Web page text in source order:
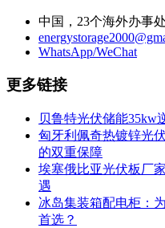
中国，23个海外办事处
WhatsApp/WeChat
更多链接
贝鲁特光伏储能35kw
匈牙利佩奇热镀锌光
的双重保障
埃塞俄比亚光伏板厂
遇
冰岛集装箱配电柜：
首选？